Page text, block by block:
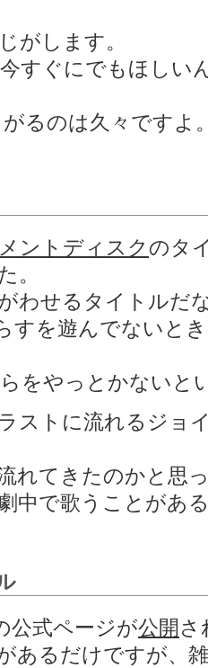
がします。
すぐにでもほしい
るのは久々ですよ
ントディスク のタ
。
わせるタイトルだ
すを遊んでないと
をやっとかないと
ストに流れるジョ
れてきたのかと思
中で歌うことがあ
公式ページが公開 さ
あるだけですが、